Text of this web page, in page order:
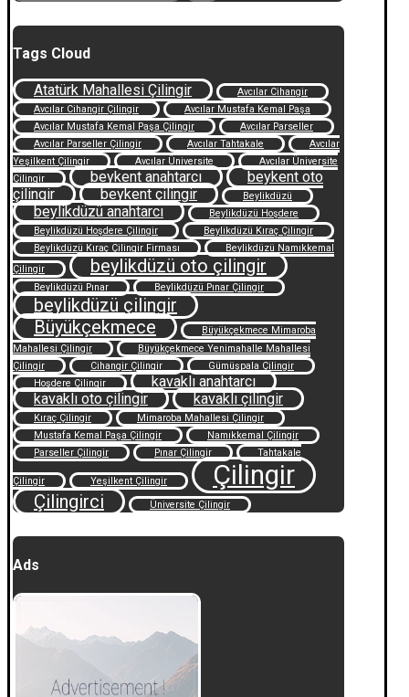
Tags Cloud
Atatürk Mahallesi Çilingir
Avcılar Cihangir
Avcılar Cihangir Çilingir
Avcılar Mustafa Kemal Paşa
Avcılar Mustafa Kemal Paşa Çilingir
Avcılar Parseller
Avcılar Parseller Çilingir
Avcılar Tahtakale
Avcılar
Yeşilkent Çilingir
Avcılar Üniversite
Avcılar Üniversite
Çilingir
beykent anahtarcı
beykent oto
çilingir
beykent çilingir Beylikdüzü
beylikdüzü anahtarcı
Beylikdüzü Hoşdere
Beylikdüzü Hoşdere Çilingir
Beylikdüzü Kıraç Çilingir
Beylikdüzü Kıraç Çilingir Firması
Beylikdüzü Namıkkemal
Çilingir
beylikdüzü oto çilingir
Beylikdüzü Pınar Beylikdüzü Pınar Çilingir
beylikdüzü çilingir
Büyükçekmece
Büyükçekmece Mimaroba
Mahallesi Çilingir
Büyükçekmece Yenimahalle Mahallesi
Çilingir
Cihangir Çilingir
Gümüşpala Çilingir
Hoşdere Çilingir
kavaklı anahtarcı
kavaklı oto çilingir
kavaklı çilingir
Kıraç Çilingir
Mimaroba Mahallesi Çilingir
Mustafa Kemal Paşa Çilingir
Namıkkemal Çilingir
Parseller Çilingir
Pınar Çilingir Tahtakale
Çilingir Yeşilkent Çilingir Çilingir
Çilingirci Üniversite Çilingir
Ads